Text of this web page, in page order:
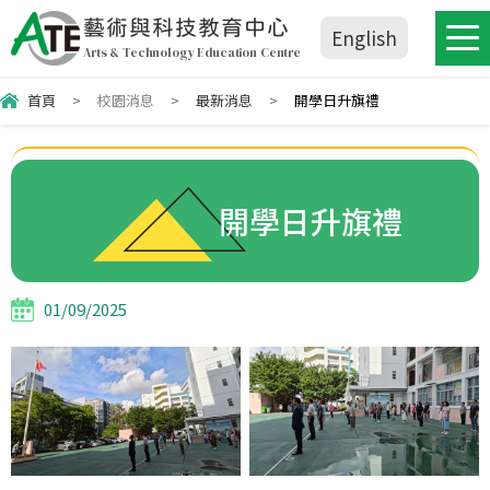
藝術與科技教育中心
Arts & Technology Education Centre
English
首頁 > 校園消息 > 最新消息 > 開學日升旗禮
開學日升旗禮
01/09/2025